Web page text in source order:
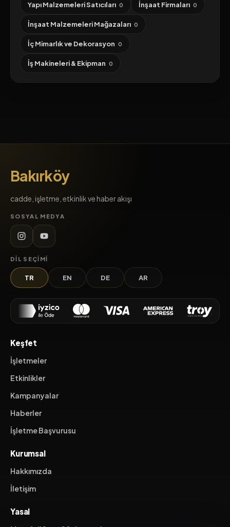
Yapı Malzemeleri Satıcıları 0 İnşaat Firmaları 0
İnşaat Malzemeleri Mağazaları 0
İç Mimarlık ve Dekorasyon 0
İş Makineleri & Ekipman 0
Bakırköy
cadde, işletme, etkinlik ve haber akışı
SOSYAL MEDYA
DIL SEÇIMI
TR EN DE AR
Keşfet
İşletmeler
Etkinlikler
Kampanyalar
Haberler
İşletme Başvurusu
Kurumsal
Hakkımızda
İletişim
Yasal